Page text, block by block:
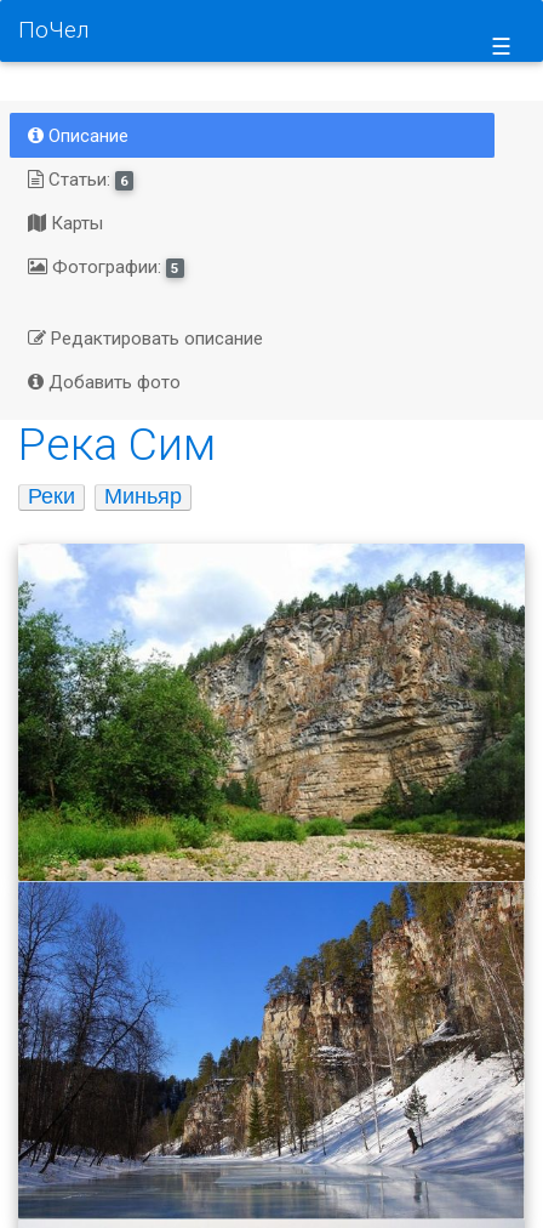
☰
ПоЧел
Описание
Статьи:
6
Карты
Фотографии:
5
Редактировать описание
Добавить фото
Река Сим
Реки Миньяр